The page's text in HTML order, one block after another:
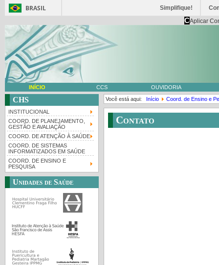
BRASIL Simplifique!
CAplicar
INÍCIO CCS OUVIDORIA
CHS
INSTITUCIONAL
COORD. DE PLANEJAMENTO,
GESTÃO E AVALIAÇÃO
COORD. DE ATENÇÃO À SAÚDE
COORD. DE SISTEMAS
INFORMATIZADOS EM SAÚDE
COORD. DE ENSINO E
PESQUISA
Unidades de Saúde
Você está aqui: Início Coord. de Ensino e
Contato